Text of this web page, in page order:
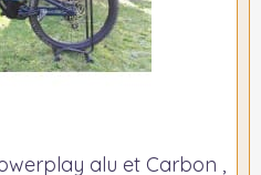
alu et Carbon ,